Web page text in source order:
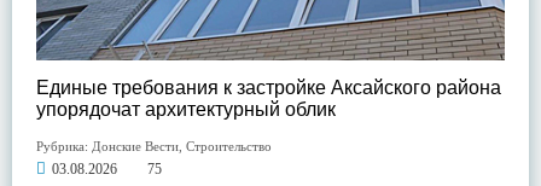
Единые требования к застройке Аксайского района
упорядочат архитектурный облик
Рубрика: Донские Вести Строительство
03.08.2026 75